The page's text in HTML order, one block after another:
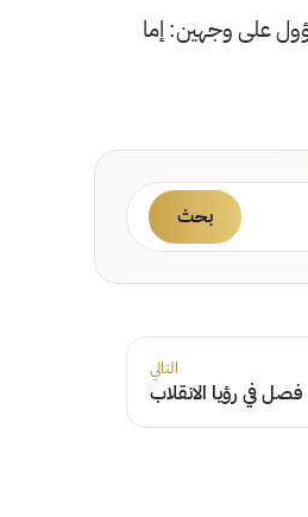
على وجهين: إما
بحث
التالي
فصل في رؤيا الانقلاب